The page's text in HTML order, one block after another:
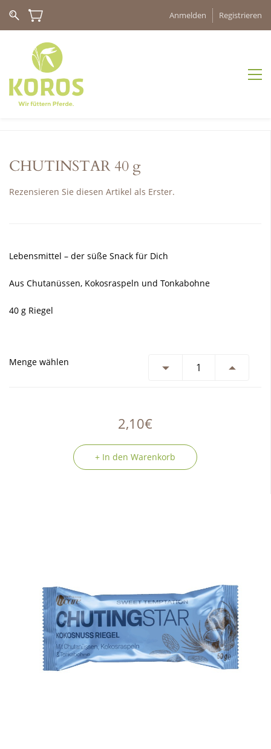
Anmelden Registrieren
CHUTINSTAR 40 g
Rezensieren Sie diesen Artikel als Erster.
Lebensmittel – der süße Snack für Dich
Aus Chutanüssen, Kokosraspeln und Tonkabohne
40 g Riegel
Menge wählen
2,10€
+ In den Warenkorb